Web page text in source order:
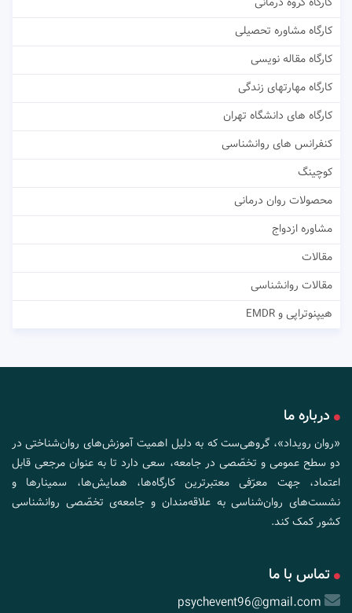
کارگاه مشاوره تحصیلی
کارگاه مقاله نویسی
کارگاه مهارتهای زندگی
کارگاه های دانشگاه تهران
کنفرانس های روانشناسی
کوچینگ
محصولات روان درمانی
مشاوره ازدواج
مقالات
مقالات روانشناسی
هیپنوتراپی و EMDR
درباره ما
«روان رویداد»، گروهی‌ست که به دلیل اهمیت آموزش‌های روان‌شناختی در
دو سطح عمومی و تخصّصی در جامعه، سعی دارد تا به عنوان مرجعی قابل
اعتماد، جهت معرّفی معتبرترین کارگاه‌ها، همایش‌ها، سمینارها و
نشست‌های روان‌شناسی به علاقه‌مندان و جامعه‌ی تخصّصی روانشناسی
کشور کمک کند.
تماس با ما
psychevent96@gmail.com